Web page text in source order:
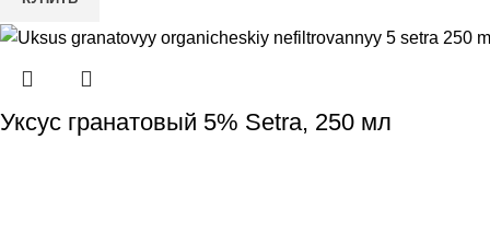
Уксус гранатовый 5% Setra, 250 мл